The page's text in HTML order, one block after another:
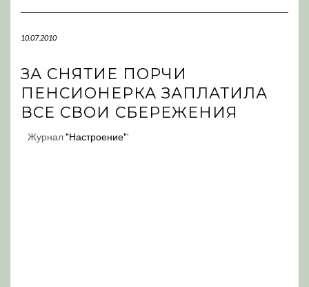
Navigation
10.07.2010
ЗА СНЯТИЕ ПОРЧИ
ПЕНСИОНЕРКА ЗАПЛАТИЛА
ВСЕ СВОИ СБЕРЕЖЕНИЯ
Журнал"Настроение"'